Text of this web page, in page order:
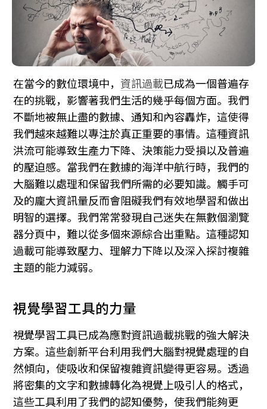
在當今的數位環境中， 資訊過載已成為一個普遍存
在的挑戰，影響著我們生活的幾乎每個方面。我們
不斷地被無止盡的數據、通知和內容轟炸，這使得
我們越來越難以專注於真正重要的事情。這種資訊
洪流可能導致生產力下降、決策能力受損以及普遍
的壓迫感。當我們在數據的海洋中航行時，我們的
大腦難以處理和保留我們所需的必要知識。觸手可
及的龐大資訊量反而會阻礙我們有效地學習和做出
明智的選擇。我們常常發現自己迷失在無數個瀏覽
器分頁中，難以從多個來源綜合出重點。這種認知
過載可能導致壓力、理解力下降以及深入探討複雜
主題的能力減弱。
視覺學習工具的力量
視覺學習工具已成為應對資訊過載挑戰的強大解決
方案。這些創新平台利用我們大腦對視覺處理的自
然傾向，使吸收和保留複雜資訊變得更容易。透過
將密集的文字和數據轉化為視覺上吸引人的格式，
這些工具利用了我們的認知優勢，使我們能夠更